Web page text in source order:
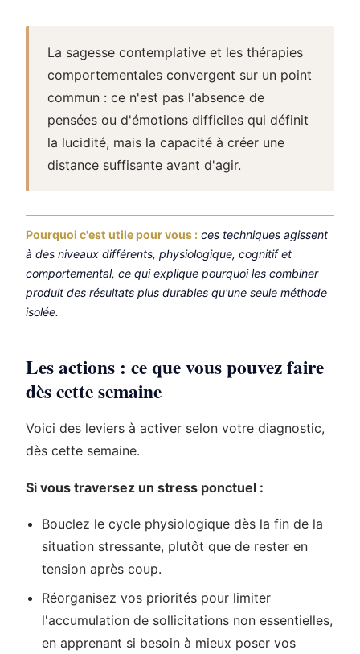
La sagesse contemplative et les thérapies
comportementales convergent sur un point
commun : ce n'est pas l'absence de
pensées ou d'émotions difficiles qui définit
la lucidité, mais la capacité à créer une
distance suffisante avant d'agir.
Pourquoi c'est utile pour vous : ces techniques agissent
à des niveaux différents, physiologique, cognitif et
comportemental, ce qui explique pourquoi les combiner
produit des résultats plus durables qu'une seule méthode
isolée.
Les actions : ce que vous pouvez faire
dès cette semaine
Voici des leviers à activer selon votre diagnostic,
dès cette semaine.
Si vous traversez un stress ponctuel :
Bouclez le cycle physiologique dès la fin de la
situation stressante, plutôt que de rester en
tension après coup.
Réorganisez vos priorités pour limiter
l'accumulation de sollicitations non essentielles,
en apprenant si besoin à mieux poser vos